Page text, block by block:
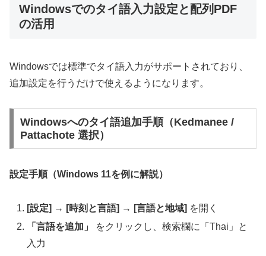
Windowsでのタイ語入力設定と配列PDF
の活用
Windowsでは標準でタイ語入力がサポートされており、
追加設定を行うだけで使えるようになります。
Windowsへのタイ語追加手順（Kedmanee /
Pattachote 選択）
設定手順（Windows 11を例に解説）
[設定] → [時刻と言語] → [言語と地域] を開く
「言語を追加」
をクリックし、検索欄に「Thai」と
入力